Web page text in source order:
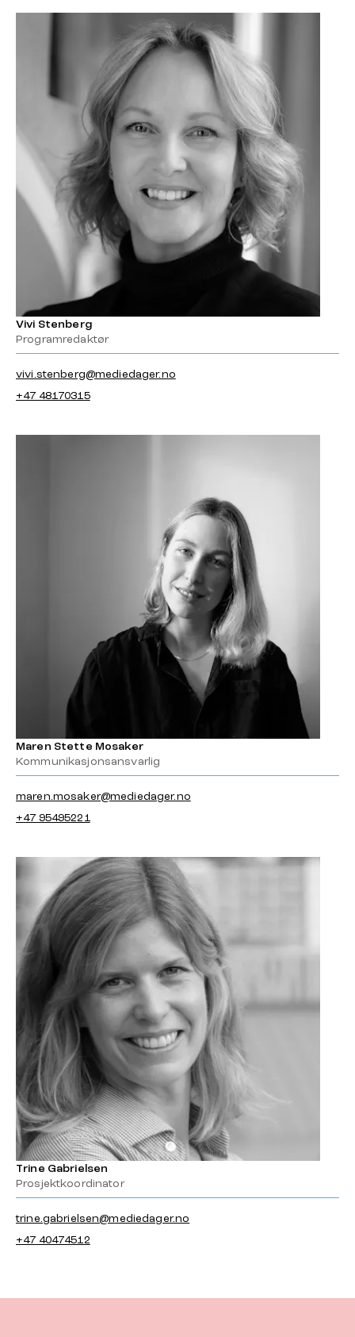
Vivi Stenberg
Programredaktør
vivi.stenberg@mediedager.no
+47 48170315
Maren Stette Mosaker
Kommunikasjonsansvarlig
maren.mosaker@mediedager.no
+47 95495221
Trine Gabrielsen
Prosjektkoordinator
trine.gabrielsen@mediedager.no
+47 40474512